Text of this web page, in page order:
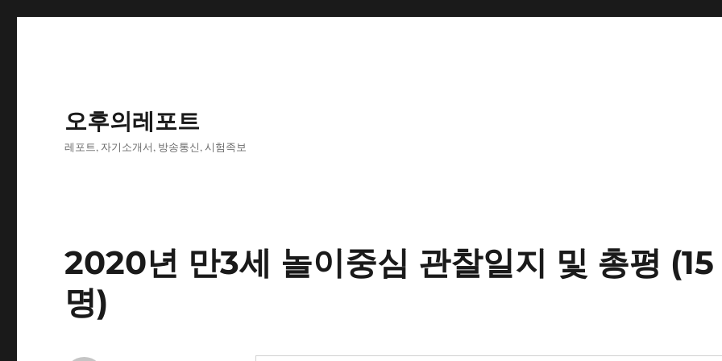
오후의레포트
레포트, 자기소개서, 방송통신, 시험족보
2020년 만3세 놀이중심 관찰일지 및 총평 (15
명)